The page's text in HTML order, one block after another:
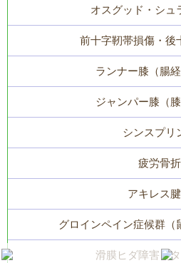
オスグッド・シュ
前十字靭帯損傷・後
ランナー膝（腸経
ジャンパー膝（膝
シンスプリ
疲労骨折
アキレス
グロインペイン症候群（
滑膜ヒダ障害（タ